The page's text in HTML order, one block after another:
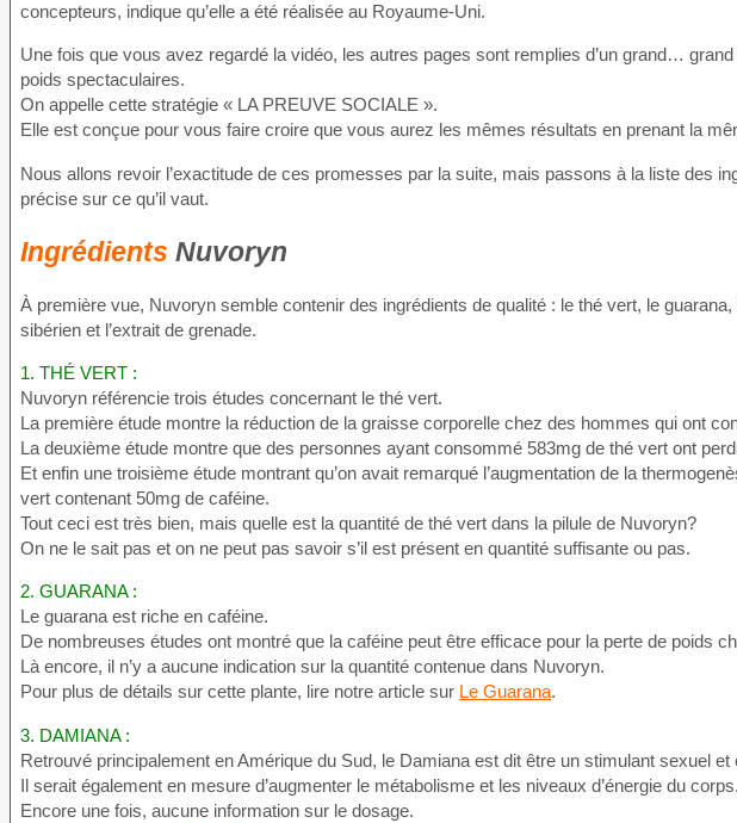
concepteurs, indique qu’elle a été réalisée au Royaume-Uni.
Une fois que vous avez regardé la vidéo, les autres pages sont remplies d’un grand…
poids spectaculaires.
On appelle cette stratégie « LA PREUVE SOCIALE ».
Elle est conçue pour vous faire croire que vous aurez les mêmes résultats en prenant la
Nous allons revoir l’exactitude de ces promesses par la suite, mais passons à la liste des
précise sur ce qu’il vaut.
Ingrédients Nuvoryn
À première vue, Nuvoryn semble contenir des ingrédients de qualité : le thé vert, le
sibérien et l’extrait de grenade.
1. THÉ VERT :
Nuvoryn référencie trois études concernant le thé vert.
La première étude montre la réduction de la graisse corporelle chez des hommes qui ont
La deuxième étude montre que des personnes ayant consommé 583mg de thé vert ont
Et enfin une troisième étude montrant qu’on avait remarqué l’augmentation de la
vert contenant 50mg de caféine.
Tout ceci est très bien, mais quelle est la quantité de thé vert dans la pilule de Nuvoryn?
On ne le sait pas et on ne peut pas savoir s’il est présent en quantité suffisante ou pas.
2. GUARANA :
Le guarana est riche en caféine.
De nombreuses études ont montré que la caféine peut être efficace pour la perte de poids
Là encore, il n’y a aucune indication sur la quantité contenue dans Nuvoryn.
Pour plus de détails sur cette plante, lire notre article sur Le Guarana.
3. DAMIANA :
Retrouvé principalement en Amérique du Sud, le Damiana est dit être un stimulant sexuel
Il serait également en mesure d’augmenter le métabolisme et les niveaux d’énergie du corps.
Encore une fois, aucune information sur le dosage.